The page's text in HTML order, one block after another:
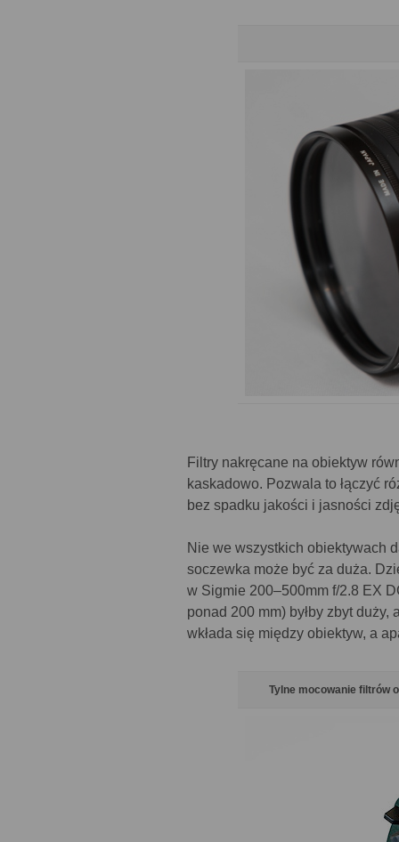
Filtry nakręcane na obiektyw
kaskadowo. Pozwala to łączyć
bez spadku jakości i jasności
Nie we wszystkich obiektywach
soczewka może być za duża.
w Sigmie 200–500mm f/2.8 EX
ponad 200 mm) byłby zbyt
wkłada się między obiektyw, a
Tylne mocowanie filtrów